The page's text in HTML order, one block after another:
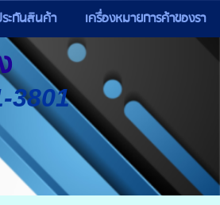
ะกันสินค้า เครื่องหมายการค้าของรา
3801